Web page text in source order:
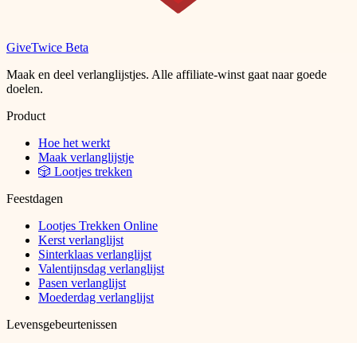
GiveTwice Beta
Maak en deel verlanglijstjes. Alle affiliate-winst gaat naar goede
doelen.
Product
Hoe het werkt
Maak verlanglijstje
🎲 Lootjes trekken
Feestdagen
Lootjes Trekken Online
Kerst verlanglijst
Sinterklaas verlanglijst
Valentijnsdag verlanglijst
Pasen verlanglijst
Moederdag verlanglijst
Levensgebeurtenissen